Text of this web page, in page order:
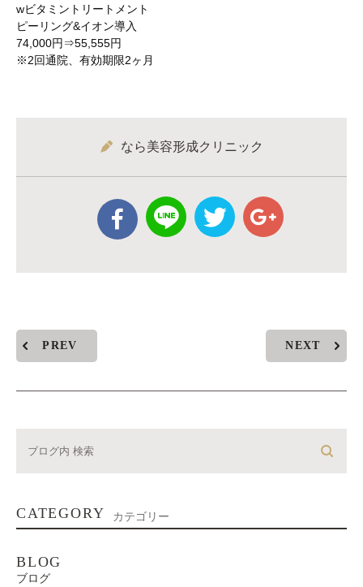
wビタミントリートメント
ピーリング&イオン導入
74,000円⇒55,555円
※2回通院、有効期限2ヶ月
なら美容形成クリニック
PREV NEXT
CATEGORY カテゴリー
BLOG
ブログ